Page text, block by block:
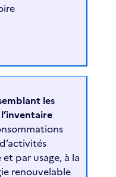
les
par usage, à la
renouvelable